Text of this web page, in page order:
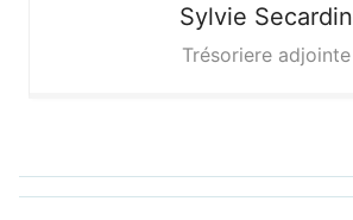
Sylvie Secardin
Trésoriere adjointe